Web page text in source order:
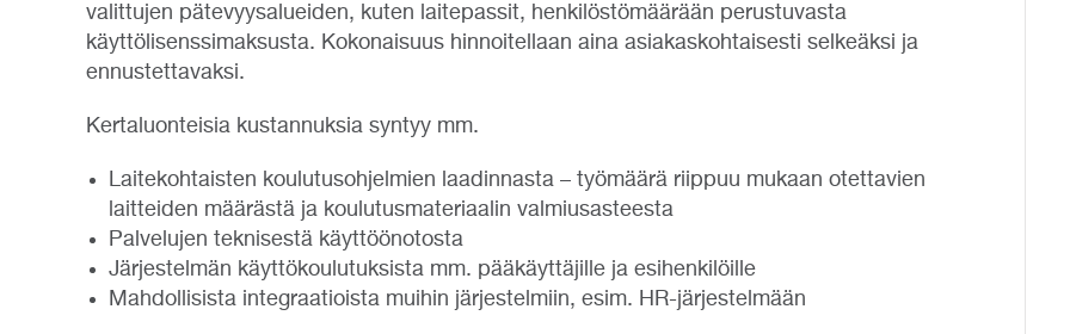
valittujen pätevyysalueiden, kuten laitepassit, henkilöstömäärään perustuvasta
käyttölisenssimaksusta. Kokonaisuus hinnoitellaan aina asiakaskohtaisesti selkeäksi ja
ennustettavaksi.
Kertaluonteisia kustannuksia syntyy mm.
Laitekohtaisten koulutusohjelmien laadinnasta – työmäärä riippuu mukaan otettavien
laitteiden määrästä ja koulutusmateriaalin valmiusasteesta
Palvelujen teknisestä käyttöönotosta
Järjestelmän käyttökoulutuksista mm. pääkäyttäjille ja esihenkilöille
Mahdollisista integraatioista muihin järjestelmiin, esim. HR-järjestelmään